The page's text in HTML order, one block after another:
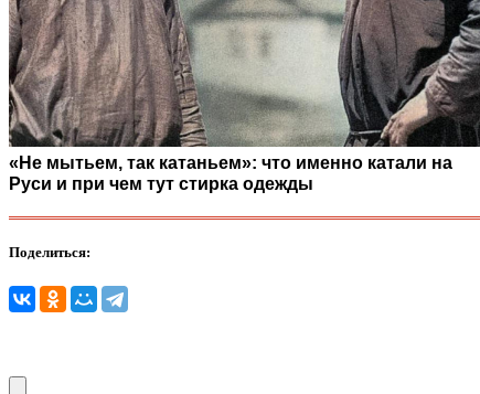
«Не мытьем, так катаньем»: что именно катали на
Руси и при чем тут стирка одежды
Поделиться: